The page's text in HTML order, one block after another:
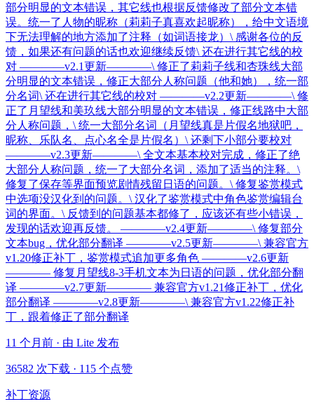
部分明显的文本错误，其它线也根据反馈修改了部分文本错
误。统一了人物的昵称（莉莉子真喜欢起昵称），给中文语境
下无法理解的地方添加了注释（如词语接龙）\ 感谢各位的反
馈，如果还有问题的话也欢迎继续反馈\ 还在进行其它线的校
对 ————v2.1更新————\ 修正了莉莉子线和杏珠线大部
分明显的文本错误，修正大部分人称问题（他和她），统一部
分名词\ 还在进行其它线的校对 ————v2.2更新————\ 修
正了月望线和美玖线大部分明显的文本错误，修正线路中大部
分人称问题，\ 统一大部分名词（月望线真是片假名地狱吧，
昵称、乐队名、点心名全是片假名）\ 还剩下小部分要校对
————v2.3更新————\ 全文本基本校对完成，修正了绝
大部分人称问题，统一了大部分名词，添加了适当的注释。\
修复了保存等界面预览剧情残留日语的问题。\ 修复鉴赏模式
中选项没汉化到的问题。\ 汉化了鉴赏模式中角色鉴赏编辑台
词的界面。\ 反馈到的问题基本都修了，应该还有些小错误，
发现的话欢迎再反馈。 ————v2.4更新————\ 修复部分
文本bug，优化部分翻译 ————v2.5更新————\ 兼容官方
v1.20修正补丁，鉴赏模式追加更多角色 ————v2.6更新
———— 修复月望线8-3手机文本为日语的问题，优化部分翻
译 ————v2.7更新———— 兼容官方v1.21修正补丁，优化
部分翻译 ————v2.8更新————\ 兼容官方v1.22修正补
丁，跟着修正了部分翻译
11 个月前 · 由 Lite 发布
36582 次下载 · 115 个点赞
补丁资源